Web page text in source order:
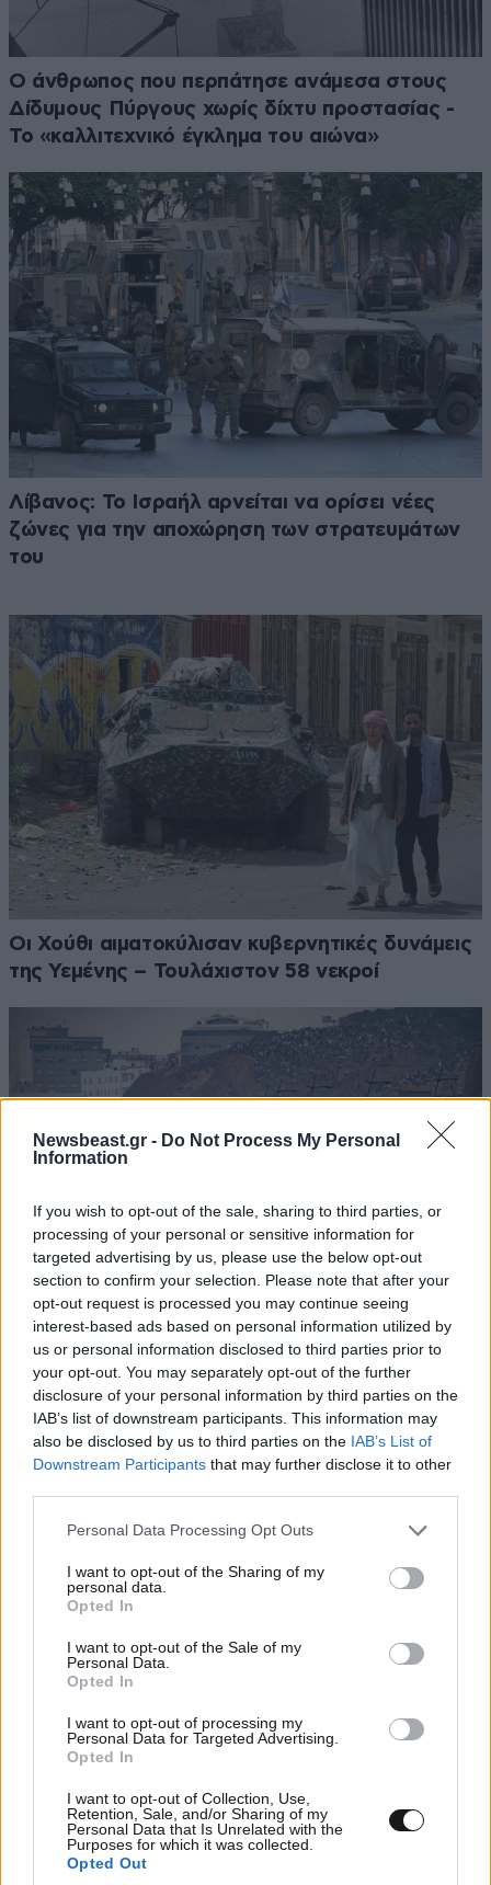
Newsbeast.gr - Do Not Process My Personal
Information
If you wish to opt-out of the sale, sharing to third parties, or
processing of your personal or sensitive information for
targeted advertising by us, please use the below opt-out
section to confirm your selection. Please note that after your
opt-out request is processed you may continue seeing
interest-based ads based on personal information utilized by
us or personal information disclosed to third parties prior to
your opt-out. You may separately opt-out of the further
disclosure of your personal information by third parties on the
IAB’s list of downstream participants. This information may
also be disclosed by us to third parties on the IAB’s List of
Downstream Participants that may further disclose it to other
Please note that this website/app uses one or more Google
not limited to your visit or usage behaviour. You may click to
grant or deny consent to Google and its third-party tags to
use your data for below specified purposes in below Google
consent section.
Personal Data Processing Opt Outs
I want to opt-out of the Sharing of my
personal data.
Opted In
I want to opt-out of the Sale of my
Personal Data.
Opted In
I want to opt-out of processing my
Personal Data for Targeted Advertising.
Opted In
I want to opt-out of Collection, Use,
Retention, Sale, and/or Sharing of my
Personal Data that Is Unrelated with the
Purposes for which it was collected.
Opted Out
Ο άνθρωπος που περπάτησε ανάμεσα στους
Δίδυμους Πύργους χωρίς δίχτυ προστασίας -
Το «καλλιτεχνικό έγκλημα του αιώνα»
Λίβανος: Το Ισραήλ αρνείται να ορίσει νέες
ζώνες για την αποχώρηση των στρατευμάτων
του
Οι Χούθι αιματοκύλισαν κυβερνητικές δυνάμεις
της Υεμένης – Τουλάχιστον 58 νεκροί
Οι ακροαριστεροί και οι ακροδεξιοί της
Ισπανίας ενώνουν δυνάμεις κατά της
υποψηφιότητας του Μαρόκου για το Μουντιάλ
του 2030
Το ψηφιακό πρόσωπο του Ισλαμικού Κράτους:
Τεχνητή νοημοσύνη, κρυπτονομίσματα και
drones στη νέα τους έδρα